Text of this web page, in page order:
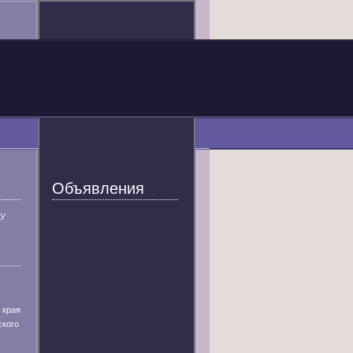
края
Объявления